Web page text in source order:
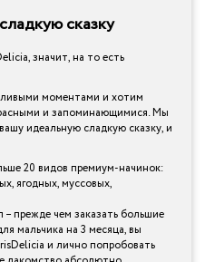
сказку
значит, на то есть
моментами и хотим
и запоминающимися. Мы
идеальную сладкую сказку, и
20 видов премиум-начинок:
ягодных, муссовых,
– прежде чем заказать большие
мальчика на 3 месяца, вы
и лично попробовать